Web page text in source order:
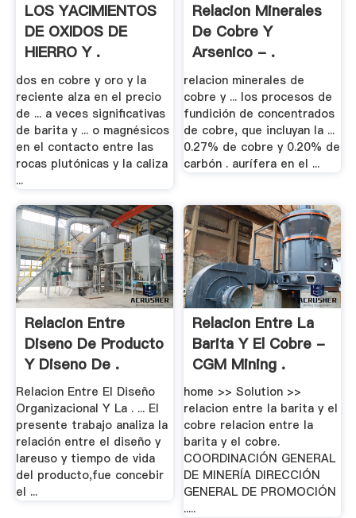
LOS YACIMIENTOS
DE OXIDOS DE
HIERRO Y .
dos en cobre y oro y la
reciente alza en el precio
de ... a veces significativas
de barita y ... o magnésicos
en el contacto entre las
rocas plutónicas y la caliza
...
Relacion Minerales
De Cobre Y
Arsenico - .
relacion minerales de
cobre y ... los procesos de
fundición de concentrados
de cobre, que incluyan la ...
0.27% de cobre y 0.20% de
carbón . aurífera en el ...
Relacion Entre
Diseno De Producto
Y Diseno De .
Relacion Entre El Diseño
Organizacional Y La . ... El
presente trabajo analiza la
relación entre el diseño y
lareuso y tiempo de vida
del producto,fue concebir
el ...
Relacion Entre La
Barita Y El Cobre -
CGM Mining .
home >> Solution >>
relacion entre la barita y el
cobre relacion entre la
barita y el cobre.
COORDINACIÓN GENERAL
DE MINERÍA DIRECCIÓN
GENERAL DE PROMOCIÓN
.....